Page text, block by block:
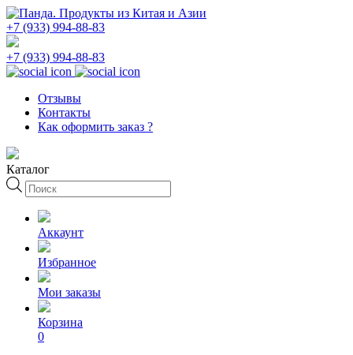
+7 (933) 994-88-83
+7 (933) 994-88-83
Отзывы
Контакты
Как оформить заказ ?
Каталог
Поиск
товаров
Аккаунт
Избранное
Мои заказы
Корзина
0